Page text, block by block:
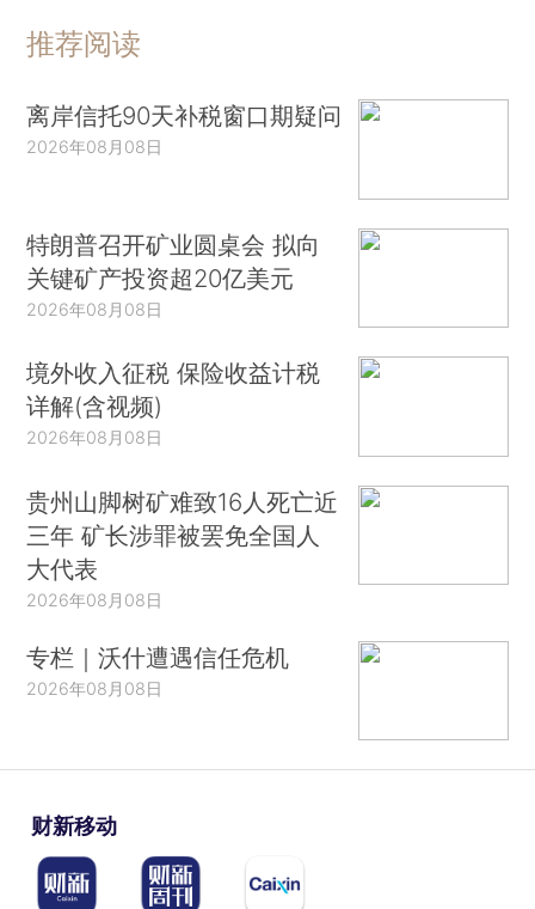
推荐阅读
离岸信托90天补税窗口期疑问
2026年08月08日
特朗普召开矿业圆桌会 拟向
关键矿产投资超20亿美元
2026年08月08日
境外收入征税 保险收益计税
详解(含视频)
2026年08月08日
贵州山脚树矿难致16人死亡近
三年 矿长涉罪被罢免全国人
大代表
2026年08月08日
专栏｜沃什遭遇信任危机
2026年08月08日
财新移动